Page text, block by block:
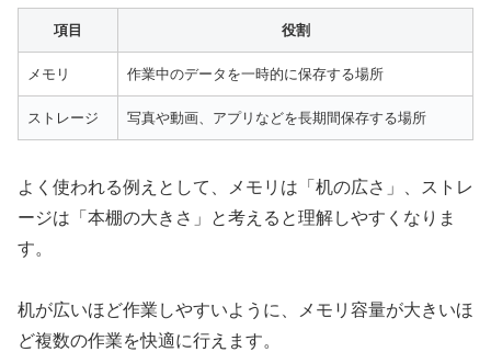
項目 役割
メモリ 作業中のデータを一時的に保存する場所
ストレージ 写真や動画、アプリなどを長期間保存する場所
よく使われる例えとして、メモリは「机の広さ」、ストレ
ージは「本棚の大きさ」と考えると理解しやすくなりま
す。
机が広いほど作業しやすいように、メモリ容量が大きいほ
ど複数の作業を快適に行えます。